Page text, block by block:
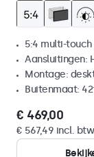
5:4 multi-
Aansluitingen:
Montage:
Buitenmaat:
€ 469,00
€ 567,49 incl. btw